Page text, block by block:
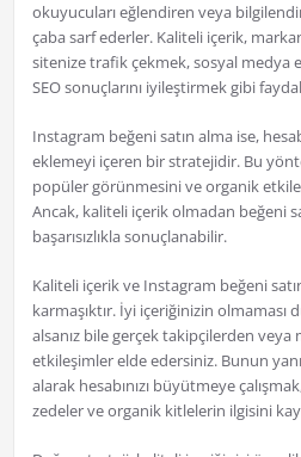
okuyucuları eğlendiren veya
çaba sarf ederler. Kaliteli içerik,
sitenize trafik çekmek, sosyal medya
SEO sonuçlarını iyileştirmek gibi
Instagram beğeni satın alma ise,
eklemeyi içeren bir stratejidir. Bu
popüler görünmesini ve organik
Ancak, kaliteli içerik olmadan beğeni
başarısızlıkla sonuçlanabilir.
Kaliteli içerik ve Instagram beğeni
karmaşıktır. İyi içeriğinizin olmaması
alsanız bile gerçek takipçilerden
etkileşimler elde edersiniz. Bunun
alarak hesabınızı büyütmeye
zedeler ve organik kitlelerin ilgisini